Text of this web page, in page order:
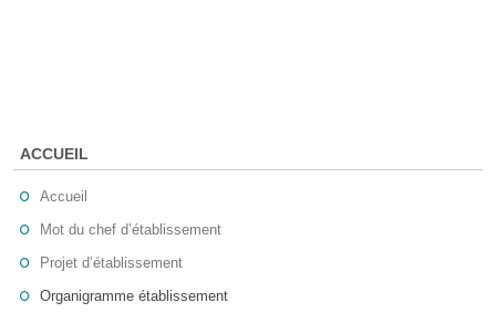
ACCUEIL
Accueil
Mot du chef d’établissement
Projet d’établissement
Organigramme établissement